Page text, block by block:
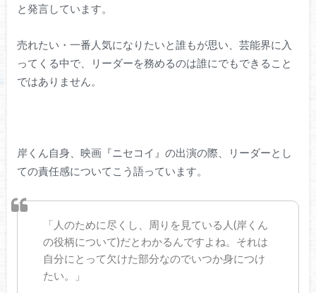
と発言しています。
売れたい・一番人気になりたいと誰もが思い、芸能界に入
ってくる中で、リーダーを務めるのは誰にでもできること
ではありません。
岸くん自身、映画『ニセコイ』の出演の際、リーダーとし
ての責任感についてこう語っています。
「人のために尽くし、周りを見ている人(岸くん
の役柄について)だとわかるんですよね。それは
自分にとって欠けた部分なのでいつか身につけ
たい。」